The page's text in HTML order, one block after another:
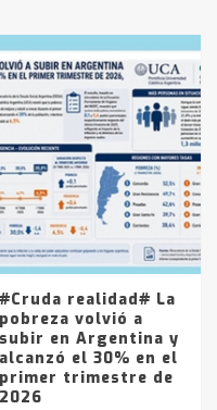
lunes
5: falleció un
combustibles en
YPF hasta Axion
pesos
#Cruda realidad# La
pobreza volvió a
subir en Argentina y
alcanzó el 30% en el
primer trimestre de
2026